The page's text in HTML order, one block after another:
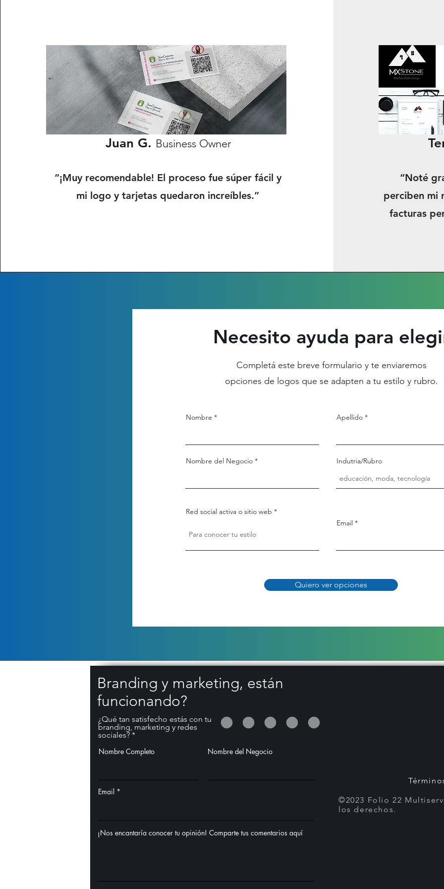
Juan G. Business Owner
“¡Muy recomendable! El proceso fue súper fácil y
mi logo y tarjetas quedaron increíbles.”
“Noté
perciben mi
facturas
Necesito ayuda para
Completá este breve formulario y te enviaremos
opciones de logos que se adapten a tu estilo y rubro.
Nombre
Nombre del Negocio
Apellido
Indutria/Rubro
Red social activa o sitio web
Email
Quiero ver opciones
Branding y marketing, están
funcionando?
¿Qué tan satisfecho estás con tu
branding, marketing y redes
sociales?
Nombre Completo
Nombre del Negocio
Email
¡Nos encantaría conocer tu opinión! Comparte tus comentarios aquí
©2023 Folio 22
los derechos.